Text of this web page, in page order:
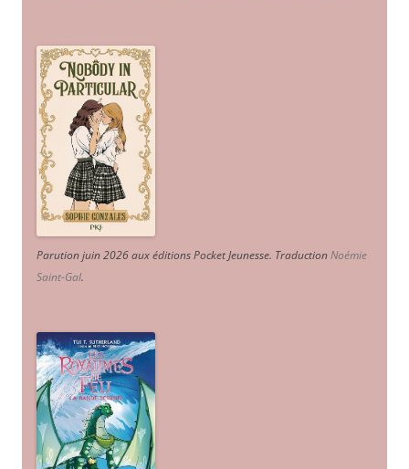
Parution juin 2026 aux éditions Pocket Jeunesse. TraductionNoémie
Saint-Gal.